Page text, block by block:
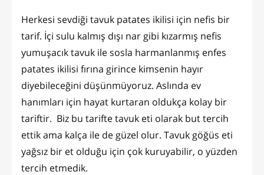
Herkesi sevdiği tavuk patates ikilisi için nefis bir
tarif. İçi sulu kalmış dışı nar gibi kızarmış nefis
yumuşacık tavuk ile sosla harmanlanmış enfes
patates ikilisi fırına girince kimsenin hayır
diyebileceğini düşünmüyoruz. Aslında ev
hanımları için hayat kurtaran oldukça kolay bir
tariftir. Biz bu tarifte tavuk eti olarak but tercih
ettik ama kalça ile de güzel olur. Tavuk göğüs eti
yağsız bir et olduğu için çok kuruyabilir, o yüzden
tercih etmedik.